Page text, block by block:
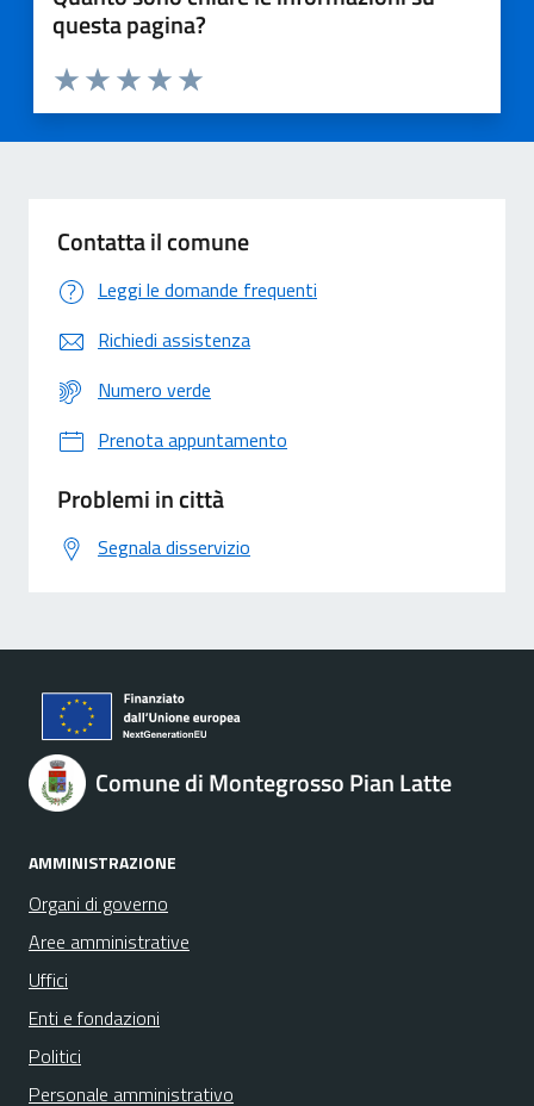
questa pagina?
Valuta 5 stelle su 5
Valuta 4 stelle su 5
Valuta 3 stelle su 5
Valuta 2 stelle su 5
Valuta 1 stelle su 5
Contatta il comune
Leggi le domande frequenti
Richiedi assistenza
Numero verde
Prenota appuntamento
Problemi in città
Segnala disservizio
Comune di Montegrosso Pian Latte
AMMINISTRAZIONE
Organi di governo
Aree amministrative
Uffici
Enti e fondazioni
Politici
Personale amministrativo